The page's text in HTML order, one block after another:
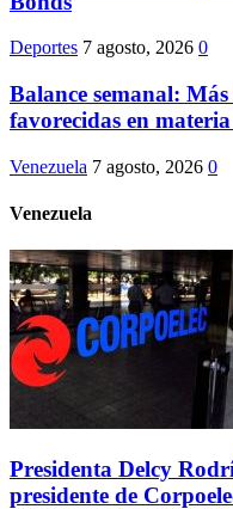
Deportes 7 agosto, 2026 0
Balance semanal:
favorecidas en
Venezuela 7 agosto, 2026 0
Venezuela
Presidenta Delcy
presidente de